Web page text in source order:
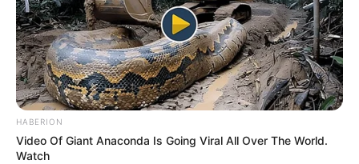
HABERION
Video Of Giant Anaconda Is Going Viral All Over The World.
Watch